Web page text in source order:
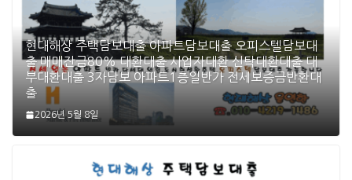
현대해상 주택담보대출 아파트담보대출 오피스텔담보대
출 매매잔금80% 대환대출 사업자대환 신탁대환대출 대
부대환대출 3자담보 아파트1층일반가 전세보증금반환대
출
2026년 5월 8일